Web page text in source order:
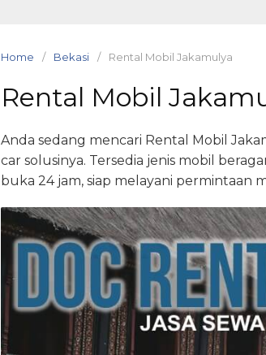
Home Bekasi Rental Mobil Jakamulya
Rental Mobil
Anda sedang mencari Rental Mobil
car solusinya. Tersedia jenis mobil
buka 24 jam, siap melayani permintaan